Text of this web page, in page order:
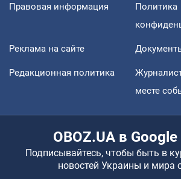
Правовая информация
Политика
Реклама на сайте
Редакционная политика
месте
OBOZ.UA в
Подписывайтесь, чтобы быть в
новостей Украины и мира